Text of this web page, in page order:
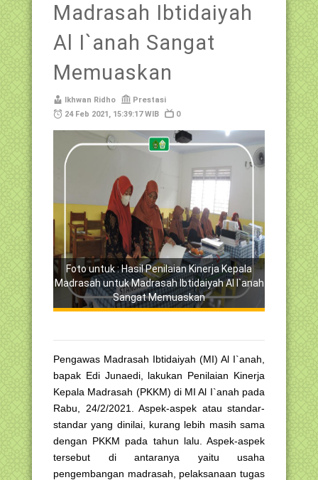
Madrasah Ibtidaiyah
Al I`anah Sangat
Memuaskan
Ikhwan Ridho
Prestasi
24 Feb 2021, 15:39:17 WIB
0
Foto untuk : Hasil Penilaian Kinerja Kepala
Madrasah untuk Madrasah Ibtidaiyah Al I`anah
Sangat Memuaskan
Pengawas Madrasah Ibtidaiyah (MI) Al I`anah,
bapak Edi Junaedi, lakukan Penilaian Kinerja
Kepala Madrasah (PKKM) di MI Al I`anah pada
Rabu, 24/2/2021. Aspek-aspek atau standar-
standar yang dinilai, kurang lebih masih sama
dengan PKKM pada tahun lalu. Aspek-aspek
tersebut di antaranya yaitu usaha
pengembangan madrasah, pelaksanaan tugas